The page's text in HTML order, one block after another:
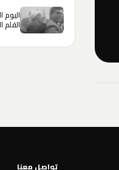
تواصل معنا